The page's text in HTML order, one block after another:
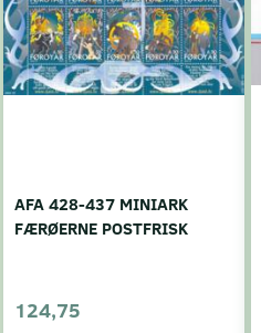
AFA 428-437 MINIARK
FÆRØERNE POSTFRISK
124,75